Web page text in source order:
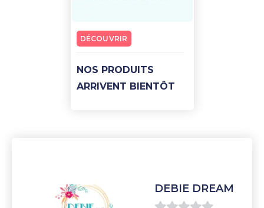
NOS PRODUITS
ARRIVENT BIENTÔT
DÉCOUVRIR
DEBIE DREAM